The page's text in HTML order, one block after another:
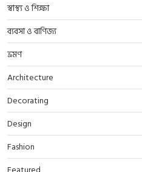
স্বাস্থ্য ও শিক্ষা
ব্যবসা ও বাণিজ্য
ভ্রমণ
Architecture
Decorating
Design
Fashion